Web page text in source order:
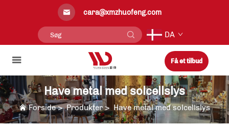
cara@xmzhuofeng.com
DA
Få et tilbud
Have metal med solcellslys
Forside>Produkter> Have metal med solcellslys